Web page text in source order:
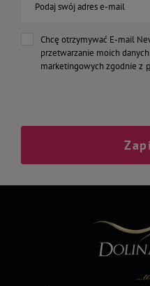
Podaj swój adres e-mail
Chcę otrzymywać E-mail
przetwarzanie moich
marketingowych zgodnie z